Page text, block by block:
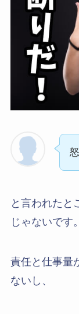
と言われたと
じゃないです。
責任と仕事量
ないし、